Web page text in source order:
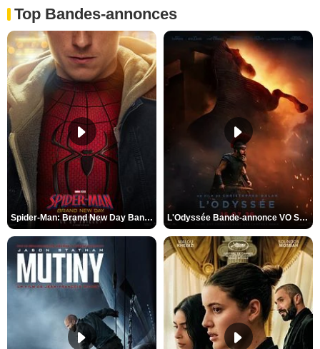
Top Bandes-annonces
Spider-Man: Brand New Day Bande-annonce VO STFR L'Odyssée Bande-annonce VO STFR